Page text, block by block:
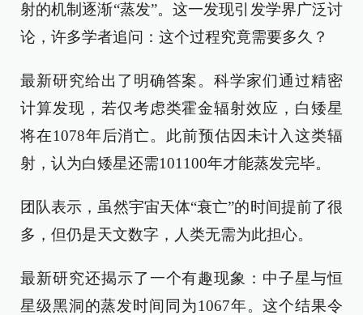
射的机制逐渐“蒸发”。这一发现引发学界广泛讨
论，许多学者追问：这个过程究竟需要多久？
最新研究给出了明确答案。科学家们通过精密
计算发现，若仅考虑类霍金辐射效应，白矮星
将在1078年后消亡。此前预估因未计入这类辐
射，认为白矮星还需101100年才能蒸发完毕。
团队表示，虽然宇宙天体“衰亡”的时间提前了很
多，但仍是天文数字，人类无需为此担心。
最新研究还揭示了一个有趣现象：中子星与恒
星级黑洞的蒸发时间同为1067年。这个结果令